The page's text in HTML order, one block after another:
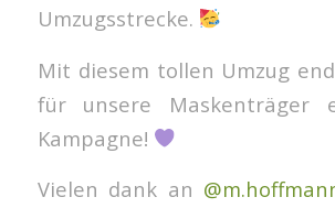
Umzugsstrecke.
Mit diesem tollen Umzug
für unsere Maskenträger
Kampagne!
Vielen dank an